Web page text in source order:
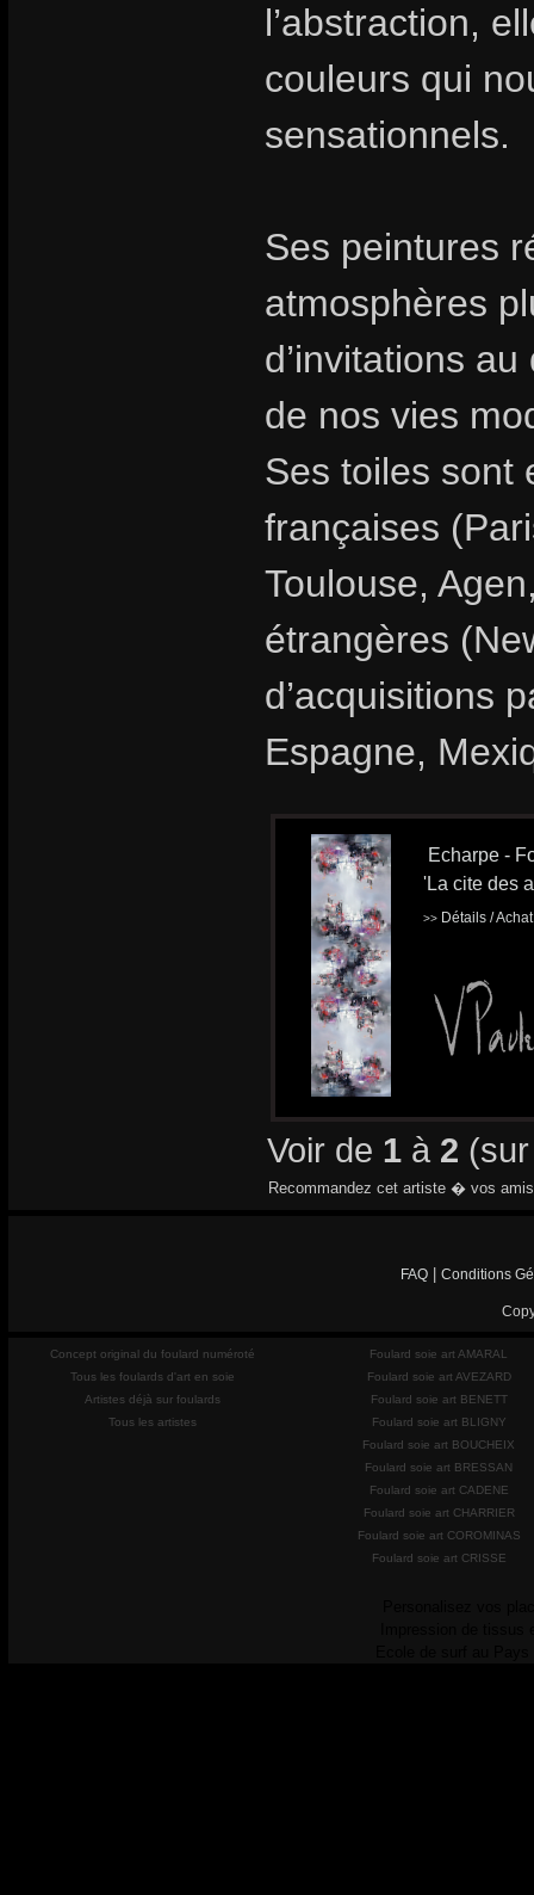
l’abstraction,
couleurs qui
sensationnels.
Ses peintures
atmosphères
d’invitations
de nos vies
Ses toiles sont
françaises
Toulouse,
étrangères
d’acquisitions
Espagne,
Echarpe -
'La cite des
>> Détails /
Voir de 1 à 2
Recommandez cet artiste � vos
FAQ Conditions
Concept original du foulard numéroté
Tous les foulards d'art en soie
Artistes déjà sur foulards
Tous les artistes
Foulard soie art AMARAL
Foulard soie art AVEZARD
Foulard soie art BENETT
Foulard soie art BLIGNY
Foulard soie art BOUCHEIX
Foulard soie art BRESSAN
Foulard soie art CADENE
Foulard soie art CHARRIER
Foulard soie art COROMINAS
Foulard soie art CRISSE